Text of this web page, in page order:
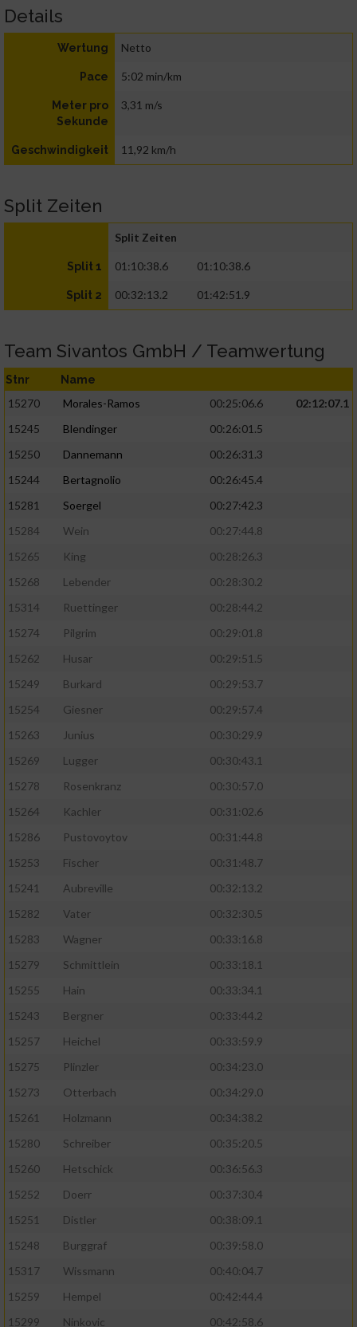
Details
Wertung Netto
Pace 5:02 min/km
Meter pro
Sekunde
3,31 m/s
Geschwindigkeit 11,92 km/h
Split Zeiten
Split Zeiten
Split 1 01:10:38.6 01:10:38.6
Split 2 00:32:13.2 01:42:51.9
Team Sivantos GmbH / Teamwertung
Stnr Name
15270 Morales-Ramos 00:25:06.6
02:12:07.1
15245
Blendinger
00:26:01.5
15250
Dannemann
00:26:31.3
15244
Bertagnolio
00:26:45.4
15281
Soergel
00:27:42.3
15284
Wein
00:27:44.8
15265
King
00:28:26.3
15268
Lebender
00:28:30.2
15314
Ruettinger
00:28:44.2
15274
Pilgrim
00:29:01.8
15262
Husar
00:29:51.5
15249
Burkard
00:29:53.7
15254
Giesner
00:29:57.4
15263
Junius
00:30:29.9
15269
Lugger
00:30:43.1
15278
Rosenkranz
00:30:57.0
15264
Kachler
00:31:02.6
15286
Pustovoytov
00:31:44.8
15253
Fischer
00:31:48.7
15241
Aubreville
00:32:13.2
15282
Vater
00:32:30.5
15283
Wagner
00:33:16.8
15279
Schmittlein
00:33:18.1
15255
Hain
00:33:34.1
15243
Bergner
00:33:44.2
15257
Heichel
00:33:59.9
15275
Plinzler
00:34:23.0
15273
Otterbach
00:34:29.0
15261
Holzmann
00:34:38.2
15280
Schreiber
00:35:20.5
15260
Hetschick
00:36:56.3
15252
Doerr
00:37:30.4
15251
Distler
00:38:09.1
15248
Burggraf
00:39:58.0
15317
Wissmann
00:40:04.7
15259
Hempel
00:42:44.4
15299
Ninkovic 00:42:58.6